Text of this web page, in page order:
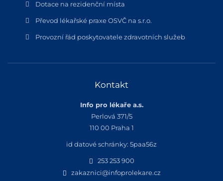
Dotace na rezidenční místa
Převod lékařské praxe OSVČ na s.r.o.
Provozní řád poskytovatele zdravotních služeb
Kontakt
Info pro lékaře a.s.
Perlová 371/5
110 00 Praha 1
id datové schránky: 5paa56z
253 253 900
zakaznici@infoprolekare.cz